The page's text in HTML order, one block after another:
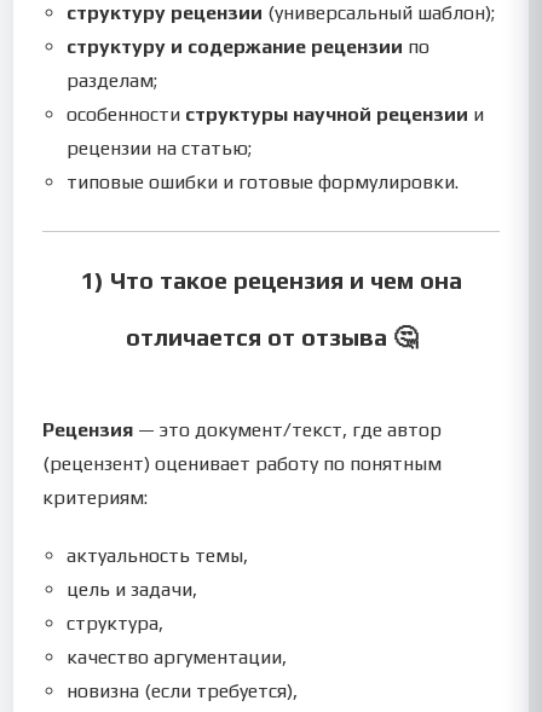
структуру рецензии (универсальный шаблон);
структуру и содержание рецензии по
разделам;
особенности структуры научной рецензии и
рецензии на статью;
типовые ошибки и готовые формулировки.
1) Что такое рецензия и чем она
отличается от отзыва 🤔
Рецензия — это документ/текст, где автор
(рецензент) оценивает работу по понятным
критериям:
актуальность темы,
цель и задачи,
структура,
качество аргументации,
новизна (если требуется),